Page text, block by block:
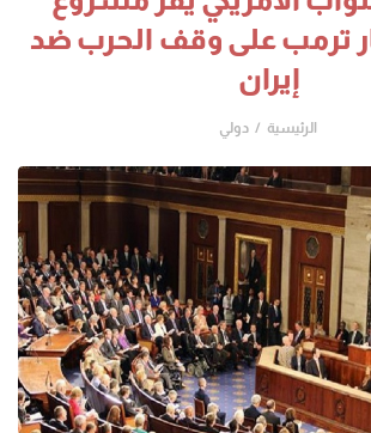
ترمب على وقف الحرب ضد
إيران
الرئيسية دولي